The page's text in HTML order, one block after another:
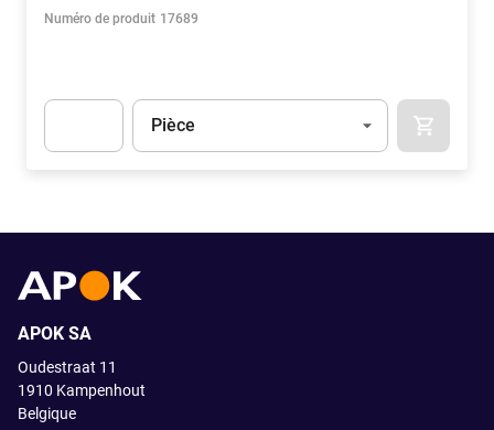
Numéro de produit 17689
Unité
Pièce
APOK SA
Oudestraat 11
1910 Kampenhout
Belgique